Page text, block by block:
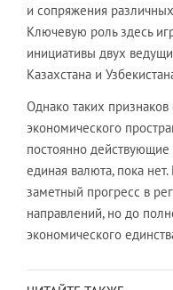
и сопряжения
Ключевую роль здесь
инициативы двух
Казахстана и
Однако таких
экономического
постоянно
единая валюта, пока
заметный прогресс в
направлений, но до
экономического